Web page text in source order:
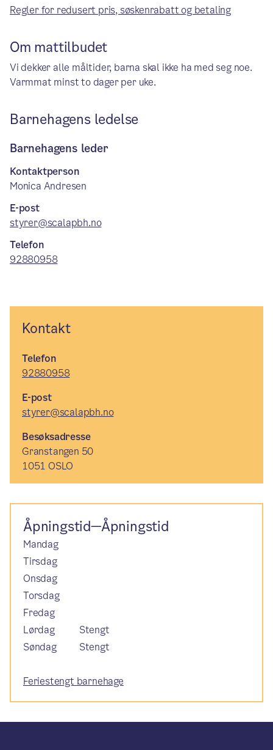
Regler for redusert pris, søskenrabatt og betaling
Om mattilbudet
Vi dekker alle måltider, barna skal ikke ha med seg noe.
Varmmat minst to dager per uke.
Barnehagens ledelse
Barnehagens leder
Kontaktperson
Monica Andresen
E-post
styrer@scalapbh.no
Telefon
92880958
Kontakt
Telefon
92880958
E-post
styrer@scalapbh.no
Besøksadresse
Granstangen 50
1051 OSLO
Åpningstid—Åpningstid
Mandag
Tirsdag
Onsdag
Torsdag
Fredag
Lørdag
Stengt
Søndag
Stengt
Feriestengt barnehage